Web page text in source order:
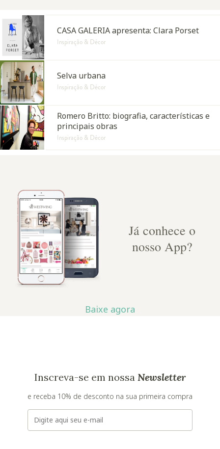
CASA GALERIA apresenta: Clara Porset
Inspiração & Décor
Selva urbana
Inspiração & Décor
Romero Britto: biografia, características e
principais obras
Inspiração & Décor
Já conhece o
nosso App?
Baixe agora
Inscreva-se em nossa Newsletter
e receba 10% de desconto na sua primeira compra
E-mail